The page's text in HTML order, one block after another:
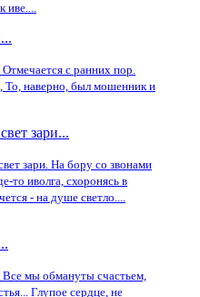
иве....
с ранних пор.
То, наверно, был мошенник и
зари...
зари. На бору со звонами
то иволга, схоронясь в
- на душе светло....
Все мы обмануты счастьем,
Глупое сердце, не